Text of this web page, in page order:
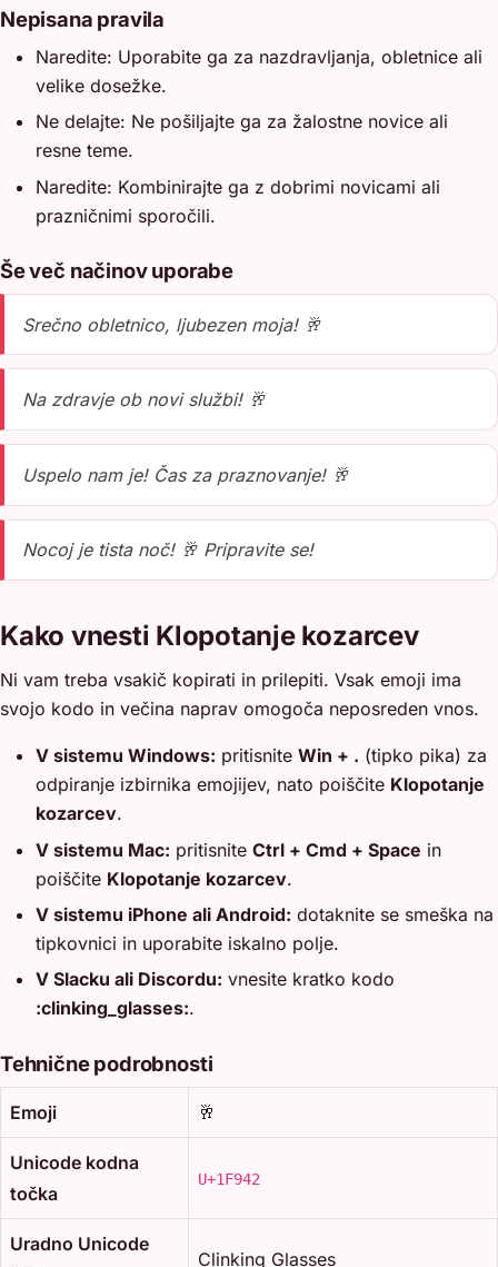
Nepisana pravila
Naredite: Uporabite ga za nazdravljanja, obletnice ali
velike dosežke.
Ne delajte: Ne pošiljajte ga za žalostne novice ali
resne teme.
Naredite: Kombinirajte ga z dobrimi novicami ali
prazničnimi sporočili.
Še več načinov uporabe
Srečno obletnico, ljubezen moja! 🥂
Na zdravje ob novi službi! 🥂
Uspelo nam je! Čas za praznovanje! 🥂
Nocoj je tista noč! 🥂 Pripravite se!
Kako vnesti Klopotanje kozarcev
Ni vam treba vsakič kopirati in prilepiti. Vsak emoji ima
svojo kodo in večina naprav omogoča neposreden vnos.
V sistemu Windows: pritisnite Win + . (tipko pika) za
odpiranje izbirnika emojijev, nato poiščite Klopotanje
kozarcev.
V sistemu Mac: pritisnite Ctrl + Cmd + Space in
poiščite Klopotanje kozarcev.
V sistemu iPhone ali Android: dotaknite se smeška na
tipkovnici in uporabite iskalno polje.
V Slacku ali Discordu: vnesite kratko kodo
:clinking_glasses:.
Tehnične podrobnosti
Emoji 🥂
Unicode kodna
točka
U+1F942
Uradno Unicode
Clinking Glasses